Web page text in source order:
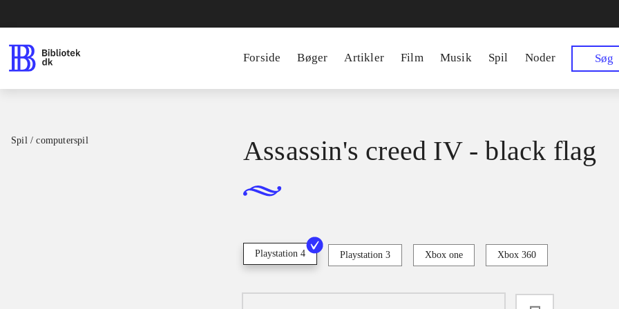
Forside Bøger Artikler Film Musik Spil Noder Søg
Spil / computerspil Assassin's creed IV - black flag
Playstation 4 Playstation 3 Xbox one Xbox 360